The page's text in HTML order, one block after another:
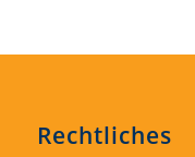
Rechtliches